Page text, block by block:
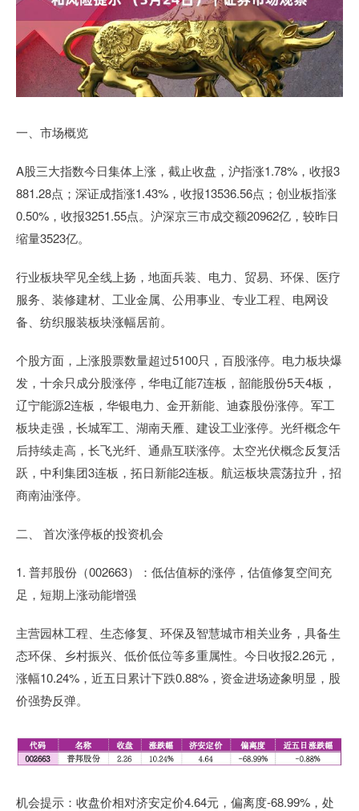
一、市场概览
A股三大指数今日集体上涨，截止收盘，沪指涨1.78%，收报3
881.28点；深证成指涨1.43%，收报13536.56点；创业板指涨
0.50%，收报3251.55点。沪深京三市成交额20962亿，较昨日
缩量3523亿。
行业板块罕见全线上扬，地面兵装、电力、贸易、环保、医疗
服务、装修建材、工业金属、公用事业、专业工程、电网设
备、纺织服装板块涨幅居前。
个股方面，上涨股票数量超过5100只，百股涨停。电力板块爆
发，十余只成分股涨停，华电辽能7连板，韶能股份5天4板，
辽宁能源2连板，华银电力、金开新能、迪森股份涨停。军工
板块走强，长城军工、湖南天雁、建设工业涨停。光纤概念午
后持续走高，长飞光纤、通鼎互联涨停。太空光伏概念反复活
跃，中利集团3连板，拓日新能2连板。航运板块震荡拉升，招
商南油涨停。
二、 首次涨停板的投资机会
1. 普邦股份（002663）：低估值标的涨停，估值修复空间充
足，短期上涨动能增强
主营园林工程、生态修复、环保及智慧城市相关业务，具备生
态环保、乡村振兴、低价低位等多重属性。今日收报2.26元，
涨幅10.24%，近五日累计下跌0.88%，资金进场迹象明显，股
价强势反弹。
机会提示：收盘价相对济安定价4.64元，偏离度-68.99%，处